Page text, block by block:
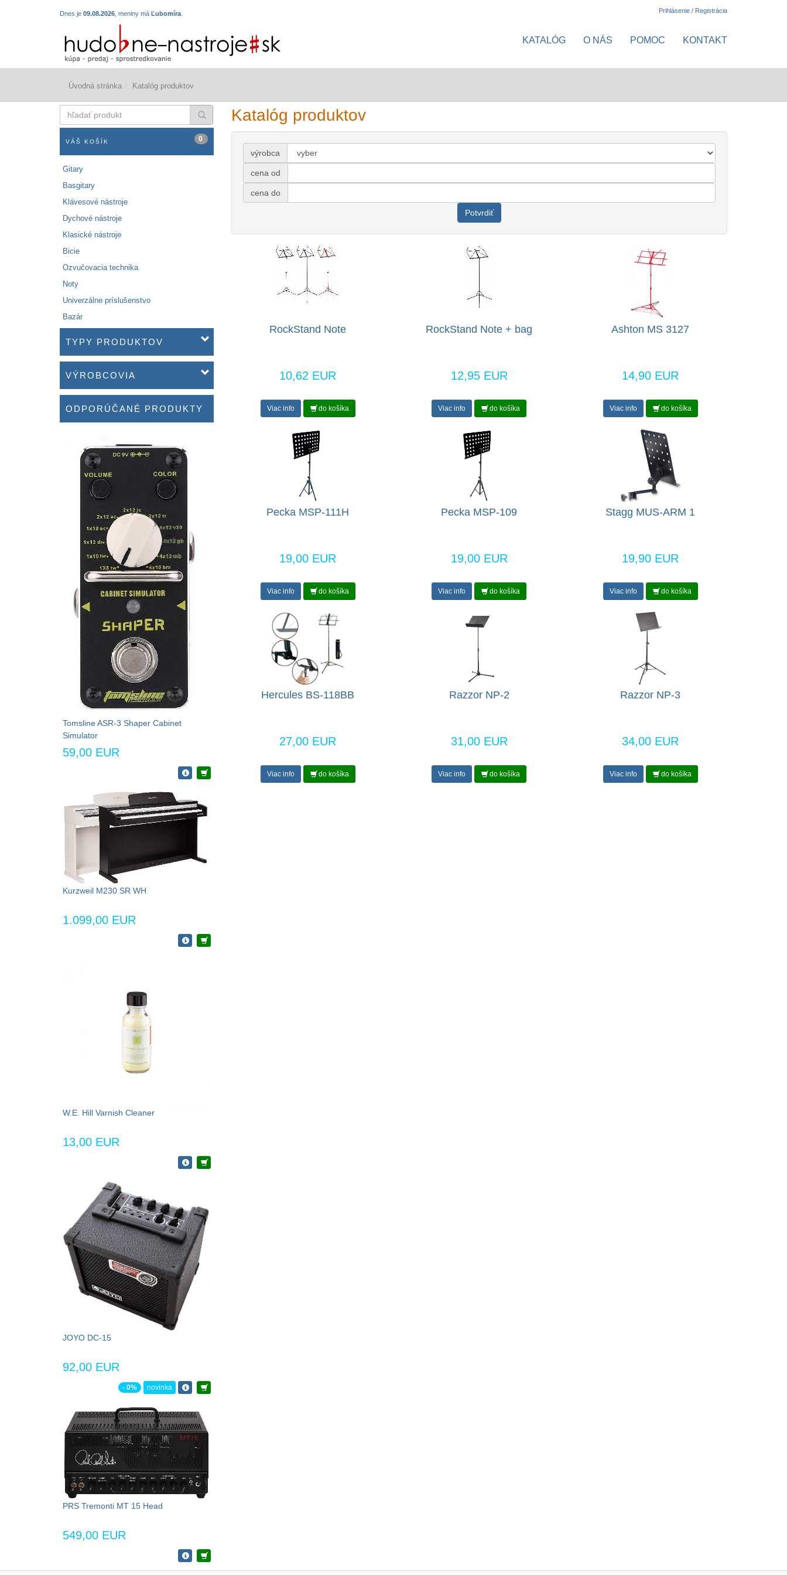
Dnes je 09.08.2026 , meniny má Ľubomíra Prihlásenie / Registrácia
KATALÓG O NÁS POMOC KONTAKT
Úvodná stránka Katalóg produktov
produkt
VÁŠ KOŠÍK 0
Gitary
Basgitary
Klávesové nástroje
Dychové nástroje
Klasické nástroje
Bicie
Ozvučovacia technika
Noty
Univerzálne príslušenstvo
Bazár
TYPY PRODUKTOV
VÝROBCOVIA
ODPORÚČANÉ PRODUKTY
Tomsline ASR-3 Shaper Cabinet
Simulator
59,00 EUR
Kurzweil M230 SR WH
1.099,00 EUR
W.E. Hill Varnish Cleaner
13,00 EUR
JOYO DC-15
92,00 EUR
- 0% novinka
PRS Tremonti MT 15 Head
549,00 EUR
Katalóg produktov
výrobca
cena od
cena do
Potvrdiť
RockStand Note
10,62 EUR
Viac info do košíka
RockStand Note + bag
12,95 EUR
Viac info do košíka
Ashton MS 3127
14,90 EUR
Viac info do košíka
Pecka MSP-111H
19,00 EUR
Viac info do košíka
Pecka MSP-109
19,00 EUR
Viac info do košíka
Stagg MUS-ARM 1
19,90 EUR
Viac info do košíka
Hercules BS-118BB
27,00 EUR
Viac info do košíka
Razzor NP-2
31,00 EUR
Viac info do košíka
Razzor NP-3
34,00 EUR
Viac info do košíka